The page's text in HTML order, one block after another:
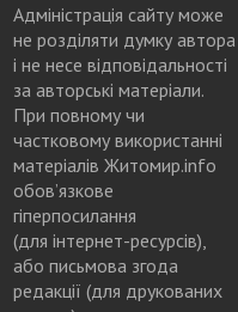
Адміністрація сайту може
не розділяти думку автора
і не несе відповідальності
за авторські матеріали.
При повному чи
частковому використанні
матеріалів Житомир.info
обов’язкове
гіперпосилання
(для інтернет-ресурсів),
або письмова згода
редакції (для друкованих